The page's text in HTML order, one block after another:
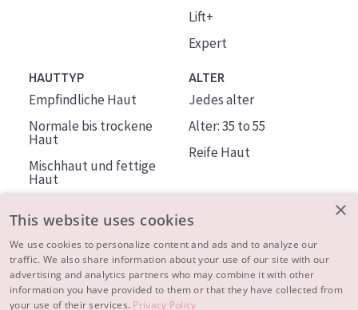
Lift+
Expert
HAUTTYP
Empfindliche Haut
Normale bis trockene
Haut
Mischhaut und fettige
Haut
Haut
ALTER
Jedes alter
Alter: 35 to 55
Reife Haut
ÜBER DIADERMINE
Mehr über uns
×
This website uses cookies
We use cookies to personalize content and ads and to analyze our
traffic. We also share information about your use of our site with our
advertising and analytics partners who may combine it with other
information you have provided to them or that they have collected from
your use of their services. Privacy Policy